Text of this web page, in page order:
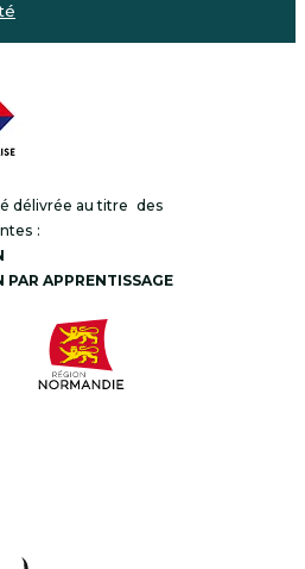
délivrée au titre des
:
APPRENTISSAGE